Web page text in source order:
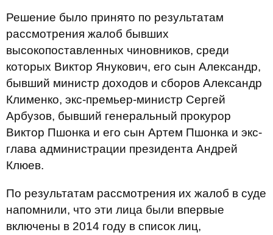
Решение было принято по результатам
рассмотрения жалоб бывших
высокопоставленных чиновников, среди
которых Виктор Янукович, его сын Александр,
бывший министр доходов и сборов Александр
Клименко, экс-премьер-министр Сергей
Арбузов, бывший генеральный прокурор
Виктор Пшонка и его сын Артем Пшонка и экс-
глава администрации президента Андрей
Клюев.
По результатам рассмотрения их жалоб в суде
напомнили, что эти лица были впервые
включены в 2014 году в список лиц,